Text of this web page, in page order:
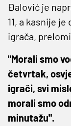
Đalović je
11, a kasnije
igrača,
"Morali smo
četvrtak,
igrači, svi
morali smo
minutažu".